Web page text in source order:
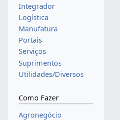
Integrador
Logística
Manufatura
Portais
Serviços
Suprimentos
Utilidades/Diversos
Como Fazer
Agronegócio